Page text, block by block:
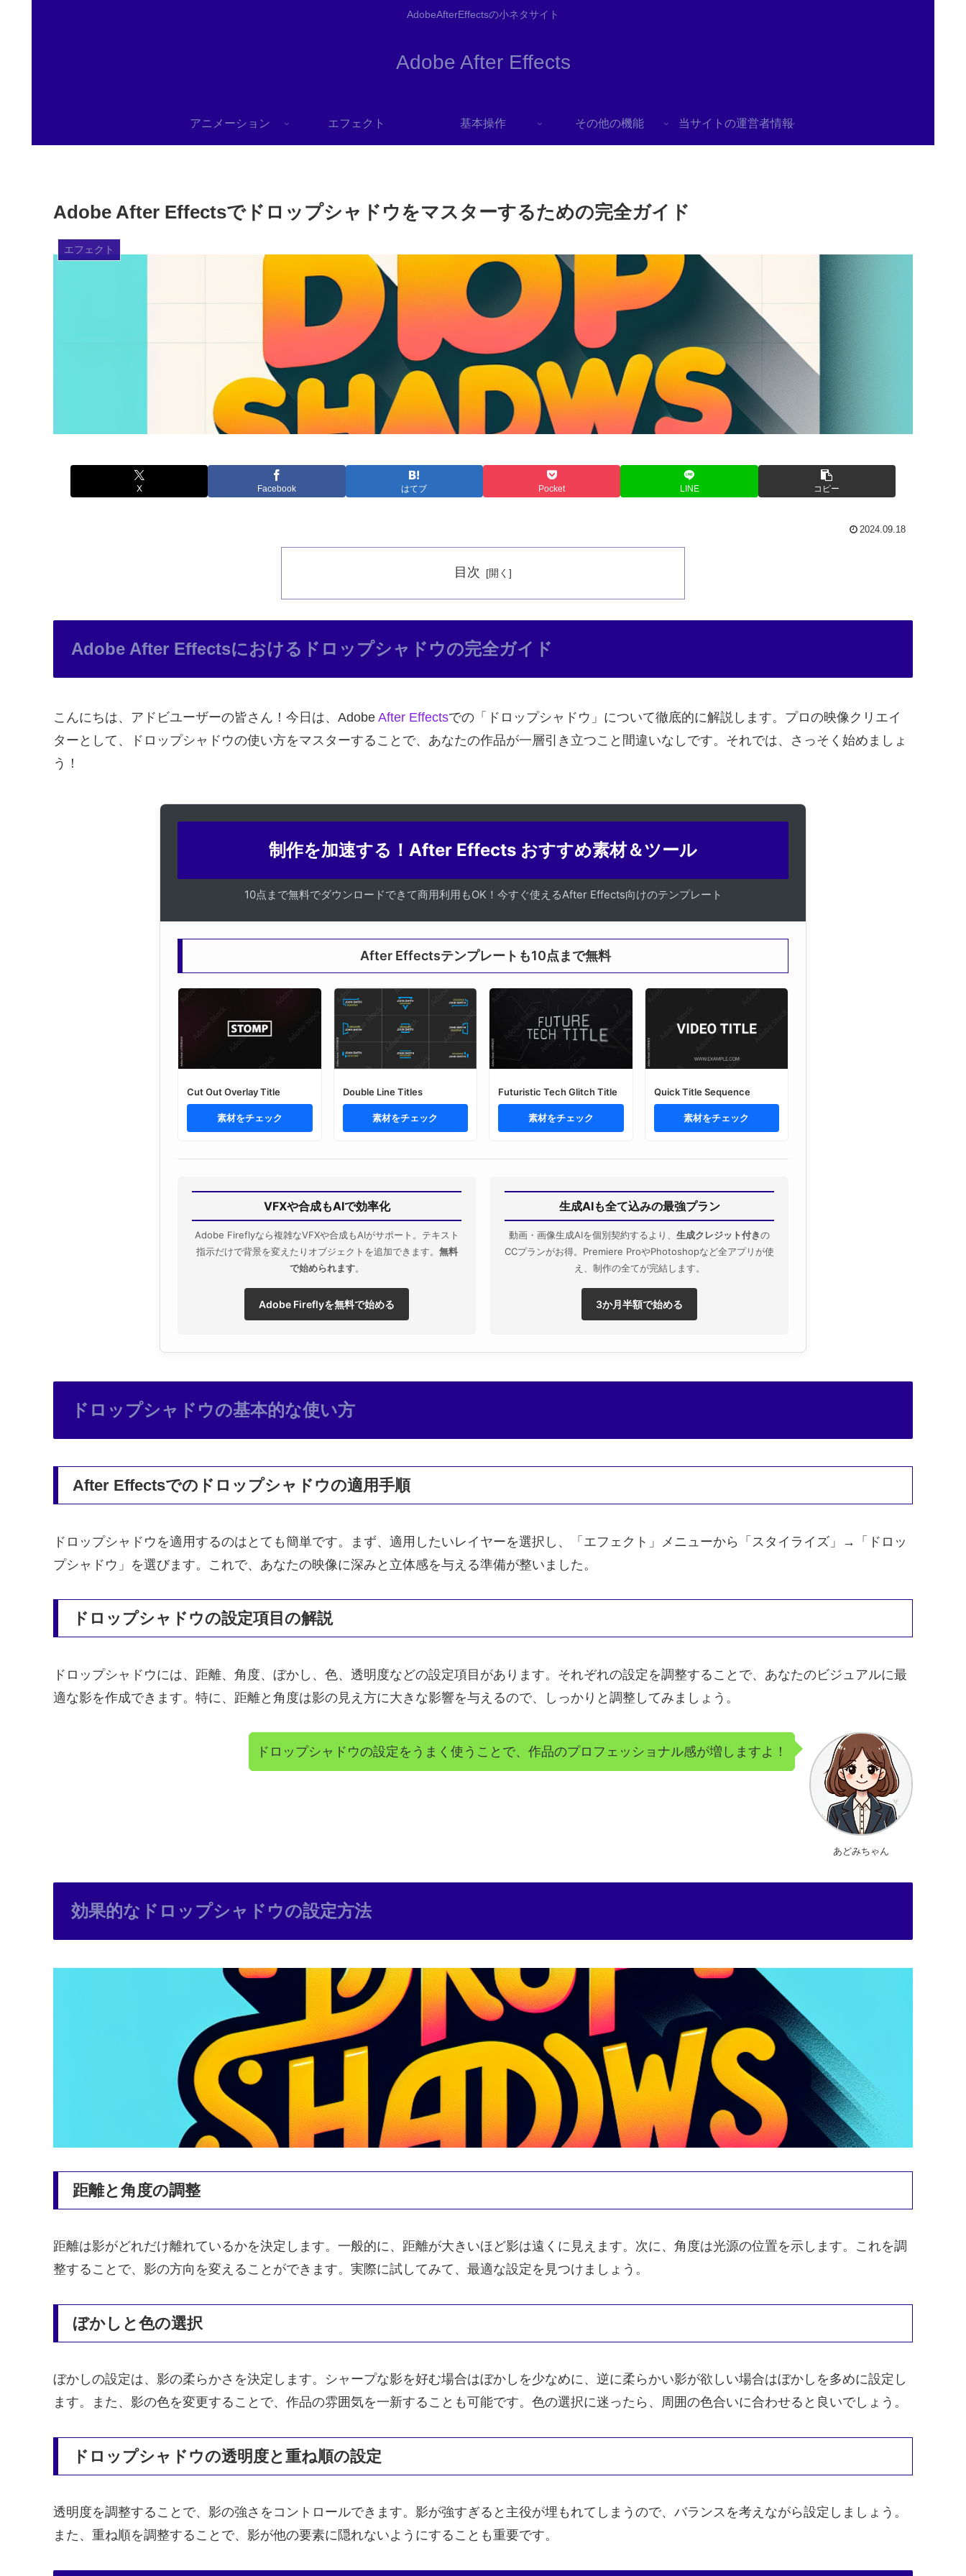
AdobeAfterEffectsの小ネタサイト
Adobe After Effects
アニメーション エフェクト 基本操作 その他の機能 当サイトの運営者情報
Adobe After Effectsでドロップシャドウをマスターするための完全ガイド
エフェクト
X Facebook はてブ Pocket LINE コピー
2024.09.18
目次
Adobe After Effectsにおけるドロップシャドウの完全ガイド
こんにちは、アドビユーザーの皆さん！今日は、Adobe After Effectsでの「ドロップシャドウ」について徹底的に解説します。プロの映像クリエイ
ターとして、ドロップシャドウの使い方をマスターすることで、あなたの作品が一層引き立つこと間違いなしです。それでは、さっそく始めましょ
う！
制作を加速する！After Effects おすすめ素材＆ツール
10点まで無料でダウンロードできて商用利用もOK！今すぐ使えるAfter Effects向けのテンプレート
After Effectsテンプレートも10点まで無料
Cut Out Overlay Title
素材をチェック
Double Line Titles
素材をチェック
Futuristic Tech Glitch Title
素材をチェック
Quick Title Sequence
素材をチェック
VFXや合成もAIで効率化
Adobe Fireflyなら複雑なVFXや合成もAIがサポート。テキスト
指示だけで背景を変えたりオブジェクトを追加できます。 無料
で始められます。
Adobe Fireflyを無料で始める
生成AIも全て込みの最強プラン
動画・画像生成AIを個別契約するより、 生成クレジット付きの
CCプランがお得。Premiere ProやPhotoshopなど全アプリが使
え、制作の全てが完結します。
3か月半額で始める
ドロップシャドウの基本的な使い方
After Effectsでのドロップシャドウの適用手順
ドロップシャドウを適用するのはとても簡単です。まず、適用したいレイヤーを選択し、「エフェクト」メニューから「スタイライズ」→「ドロッ
プシャドウ」を選びます。これで、あなたの映像に深みと立体感を与える準備が整いました。
ドロップシャドウの設定項目の解説
ドロップシャドウには、距離、角度、ぼかし、色、透明度などの設定項目があります。それぞれの設定を調整することで、あなたのビジュアルに最
適な影を作成できます。特に、距離と角度は影の見え方に大きな影響を与えるので、しっかりと調整してみましょう。
あどみちゃん
ドロップシャドウの設定をうまく使うことで、作品のプロフェッショナル感が増しますよ！
効果的なドロップシャドウの設定方法
距離と角度の調整
距離は影がどれだけ離れているかを決定します。一般的に、距離が大きいほど影は遠くに見えます。次に、角度は光源の位置を示します。これを調
整することで、影の方向を変えることができます。実際に試してみて、最適な設定を見つけましょう。
ぼかしと色の選択
ぼかしの設定は、影の柔らかさを決定します。シャープな影を好む場合はぼかしを少なめに、逆に柔らかい影が欲しい場合はぼかしを多めに設定し
ます。また、影の色を変更することで、作品の雰囲気を一新することも可能です。色の選択に迷ったら、周囲の色合いに合わせると良いでしょう。
ドロップシャドウの透明度と重ね順の設定
透明度を調整することで、影の強さをコントロールできます。影が強すぎると主役が埋もれてしまうので、バランスを考えながら設定しましょう。
また、重ね順を調整することで、影が他の要素に隠れないようにすることも重要です。